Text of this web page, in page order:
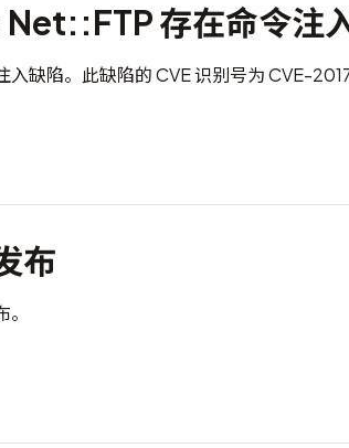
存在命令注
缺陷。此缺陷的 CVE 识别号为CVE-
布